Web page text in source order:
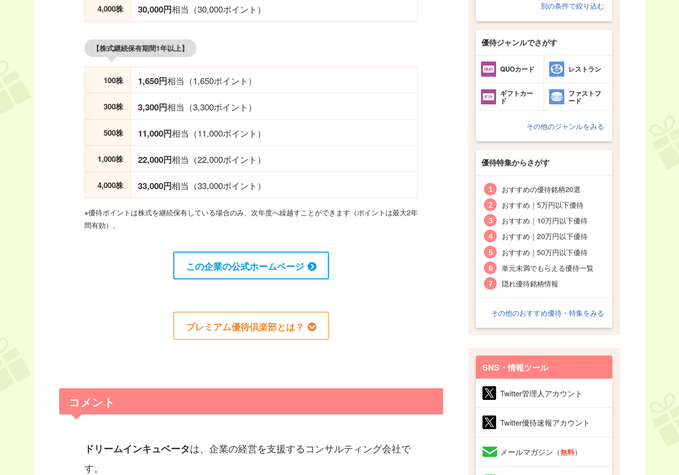
4,000株 30,000円相当（30,000ポイント）
【株式継続保有期間1年以上】
100株 1,650円相当（1,650ポイント）
300株 3,300円相当（3,300ポイント）
500株 11,000円相当（11,000ポイント）
1,000株 22,000円相当（22,000ポイント）
4,000株 33,000円相当（33,000ポイント）
※優待ポイントは株式を継続保有している場合のみ、次年度へ繰越すことができます（ポイントは最大2年
間有効）。
この企業の公式ホームページ
プレミアム優待倶楽部とは？
コメント
ドリームインキュベータは、企業の経営を支援するコンサルティング会社で
す。
別の条件で絞り込む
優待ジャンルでさがす
QUOカード レストラン
ギフトカー
ド
ファストフ
ード
その他のジャンルをみる
優待特集からさがす
おすすめの優待銘柄20選
おすすめ｜5万円以下優待
おすすめ｜10万円以下優待
おすすめ｜20万円以下優待
おすすめ｜50万円以下優待
単元未満でもらえる優待一覧
隠れ優待銘柄情報
その他のおすすめ優待・特集をみる
SNS・情報ツール
Twitter管理人アカウント
Twitter優待速報アカウント
メールマガジン （無料）